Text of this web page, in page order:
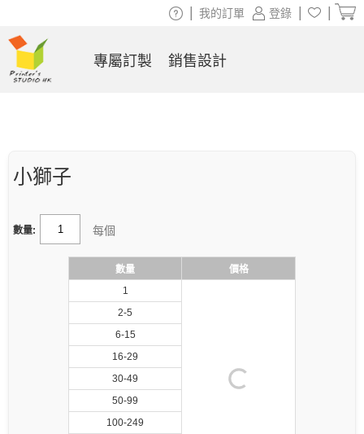
小獅子
數量: 每個
數量
價格
1
2-5
6-15
16-29
30-49
50-99
100-249
登錄
我的訂單
專屬訂製 銷售設計